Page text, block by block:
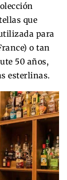
que
para
o tan
50 años,
esterlinas.